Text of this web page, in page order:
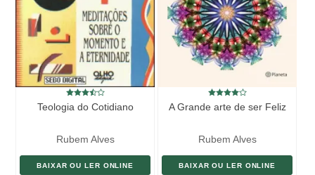
Teologia do Cotidiano
Rubem Alves
BAIXAR OU LER ONLINE
A Grande arte de ser Feliz
Rubem Alves
BAIXAR OU LER ONLINE